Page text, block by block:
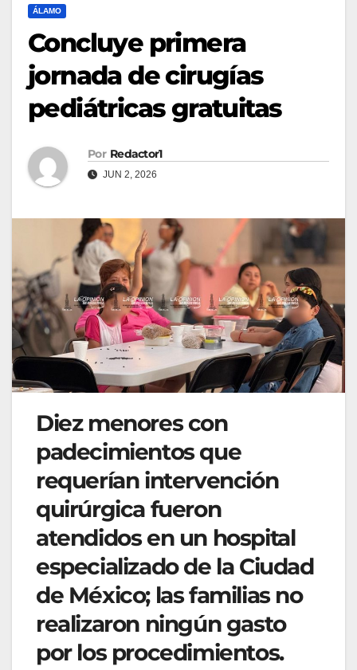
ÁLAMO
Concluye primera
jornada de cirugías
pediátricas gratuitas
Por Redactor1
JUN 2, 2026
Diez menores con
padecimientos que
requerían intervención
quirúrgica fueron
atendidos en un hospital
especializado de la Ciudad
de México; las familias no
realizaron ningún gasto
por los procedimientos.